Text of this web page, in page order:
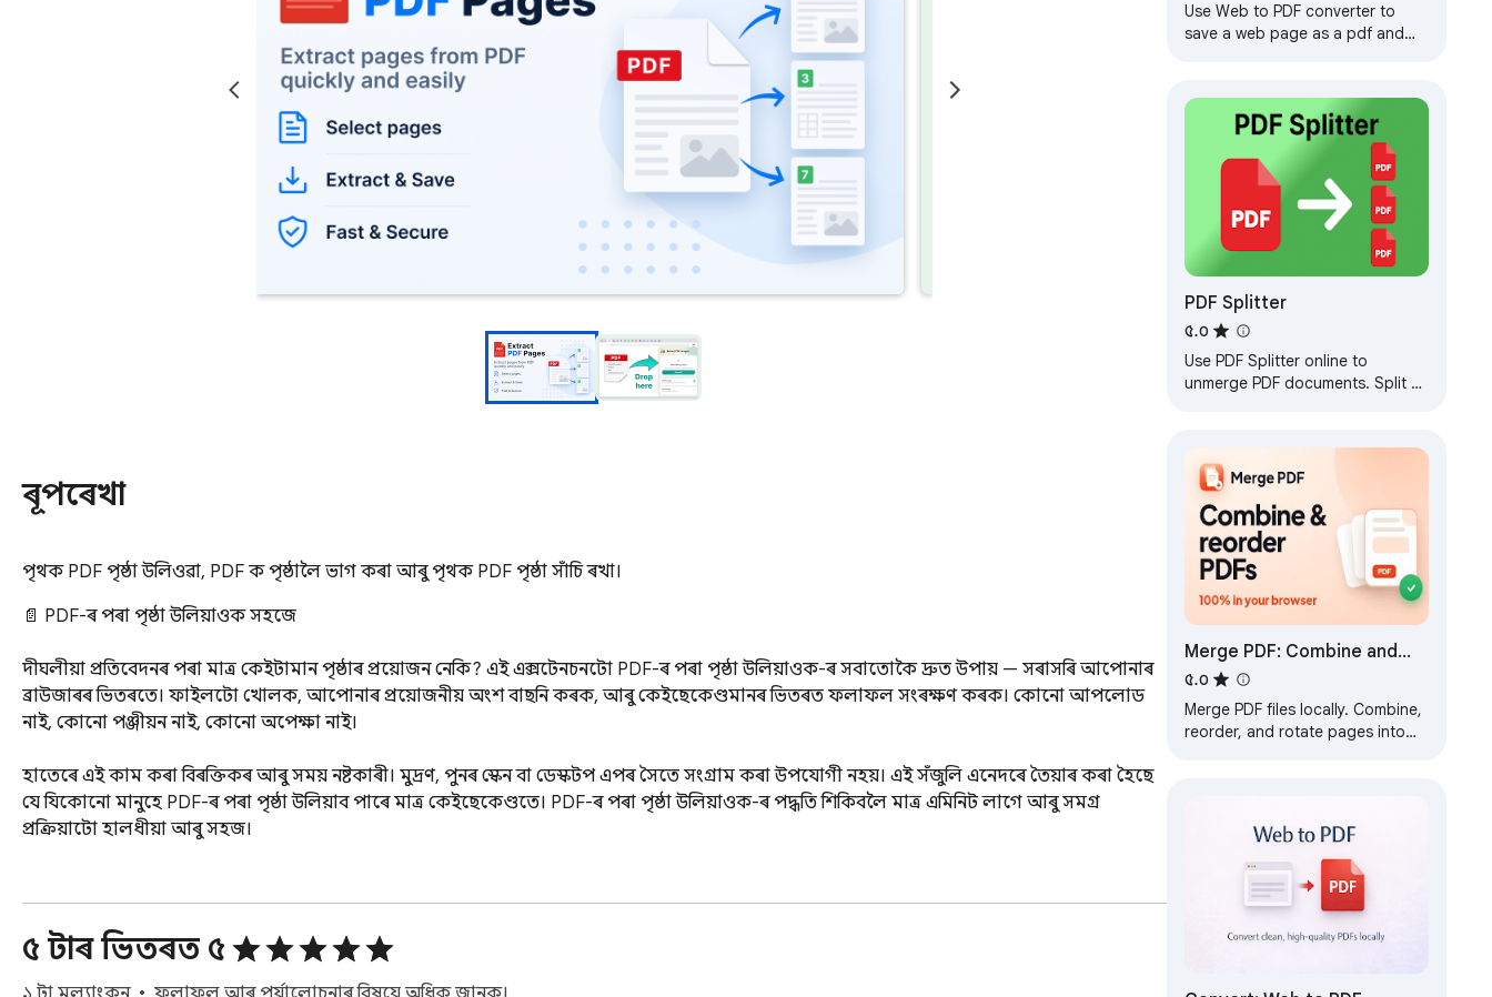
ৰূপৰেখা
পৃথক PDF পৃষ্ঠা উলিওৱা, PDF ক পৃষ্ঠালৈ ভাগ কৰা আৰু পৃথক PDF পৃষ্ঠা সাঁচি ৰখা।
📄 PDF-ৰ পৰা পৃষ্ঠা উলিয়াওক সহজে
দীঘলীয়া প্ৰতিবেদনৰ পৰা মাত্ৰ কেইটামান পৃষ্ঠাৰ প্ৰয়োজন নেকি? এই এক্সটেনচনটো PDF-ৰ পৰা পৃষ্ঠা উলিয়াওক-ৰ সবাতোকৈ দ্ৰুত উপায় — সৰাসৰি আপোনাৰ
ব্ৰাউজাৰৰ ভিতৰতে। ফাইলটো খোলক, আপোনাৰ প্ৰয়োজনীয় অংশ বাছনি কৰক, আৰু কেইছেকেণ্ডমানৰ ভিতৰত ফলাফল সংৰক্ষণ কৰক। কোনো আপলোড
নাই, কোনো পঞ্জীয়ন নাই, কোনো অপেক্ষা নাই।
হাতেৰে এই কাম কৰা বিৰক্তিকৰ আৰু সময় নষ্টকাৰী। মুদ্ৰণ, পুনৰ স্কেন বা ডেস্কটপ এপৰ সৈতে সংগ্ৰাম কৰা উপযোগী নহয়। এই সঁজুলি এনেদৰে তৈয়াৰ কৰা হৈছে
যে যিকোনো মানুহে PDF-ৰ পৰা পৃষ্ঠা উলিয়াব পাৰে মাত্ৰ কেইছেকেণ্ডতে। PDF-ৰ পৰা পৃষ্ঠা উলিয়াওক-ৰ পদ্ধতি শিকিবলৈ মাত্ৰ এমিনিট লাগে আৰু সমগ্ৰ
প্ৰক্ৰিয়াটো হালধীয়া আৰু সহজ।
✂️ পৃষ্ঠা উলিওৱা সঁজুলি দৈনন্দিন কামৰ বাবে
এইটো আপোনাৰ ব্ৰাউজাৰ টেবৰ কাষত থকা এজন শান্ত সহায়কৰ দৰে ভাবক। প্ৰতিটো বিষয় স্পষ্ট থাম্বনেইলৰ ৰূপত দেখা যায়, আপুনি গুৰুত্বপূৰ্ণ কথা বাছনি কৰে
আৰু এপটোৱে বাকীখিনি সম্পন্ন কৰে। মূল পদক্ষেপবোৰ হৈছে এনে:
৫ টাৰ ভিতৰত ৫
Use Web to PDF converter to
save a web page as a pdf and
PDF Splitter
৫.০
Use PDF Splitter online to
unmerge PDF documents. Split a
Merge PDF: Combine and
Reorder PDF Pages
৫.০
Merge PDF files locally. Combine,
reorder, and rotate pages into